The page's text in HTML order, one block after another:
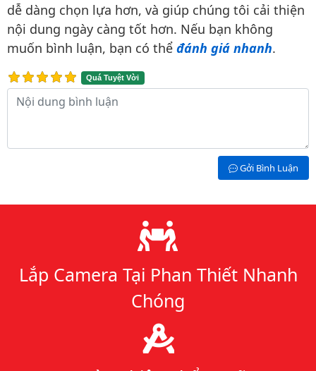
dễ dàng chọn lựa hơn, và giúp chúng tôi cải thiện
nội dung ngày càng tốt hơn. Nếu bạn không
muốn bình luận, bạn có thể đánh giá nhanh.
Quá Tuyệt Vời
Nội dung bình luận
Gởi Bình Luận
Lý do chọn chúng tôi
Lắp Camera Tại Phan Thiết Nhanh
Chóng